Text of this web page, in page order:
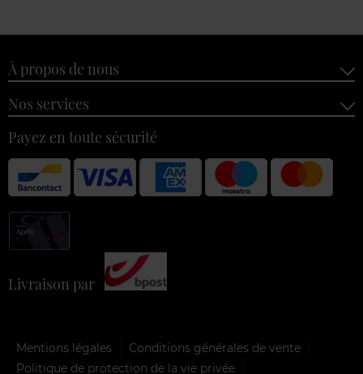
À propos de nous
Nos services
Payez en toute sécurité
Livraison par
Mentions légales
Conditions générales de vente
Politique de protection de la vie privée